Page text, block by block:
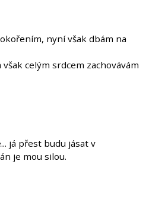
nyní však dbám na
celým srdcem zachovávám
já přest budu jásat v
je mou silou.